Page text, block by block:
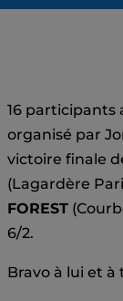
16 participants
organisé par
victoire finale
(Lagardère
FOREST
6/2.
Bravo à lui et à